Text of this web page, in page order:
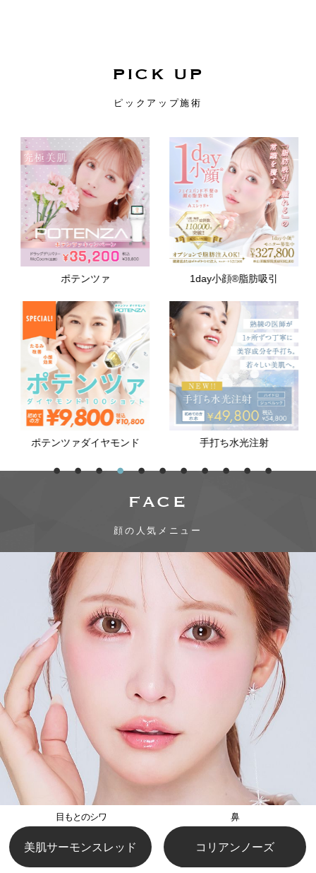
費用：レスチレン 68,900円(税込)
ジュビダームビスタボルベラXC 101,900円(税込)
PICK UP
ピックアップ施術
ポテンツァ
ポテンツァダイヤモンド
1day小顔®︎脂肪吸引
手打ち水光注射
FACE
顔の人気メニュー
目もとのシワ
美肌サーモンスレッド
鼻
コリアンノーズ